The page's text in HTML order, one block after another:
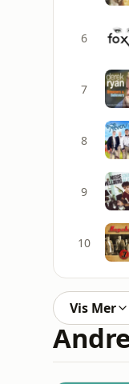
6
7
8
9
10
Vis Mer